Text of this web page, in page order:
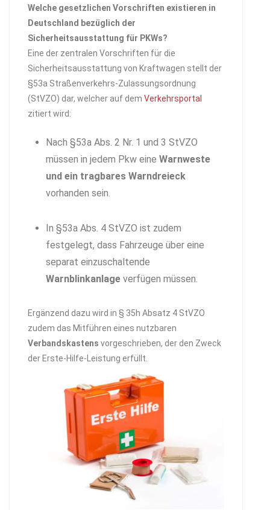
Welche gesetzlichen Vorschriften existieren in
Deutschland bezüglich der
Sicherheitsausstattung für PKWs?
Eine der zentralen Vorschriften für die
Sicherheitsausstattung von Kraftwagen stellt der
§53a Straßenverkehrs-Zulassungsordnung
(StVZO) dar, welcher auf dem Verkehrsportal
zitiert wird:
Nach §53a Abs. 2 Nr. 1 und 3 StVZO
müssen in jedem Pkw eine Warnweste
und ein tragbares Warndreieck
vorhanden sein.
In §53a Abs. 4 StVZO ist zudem
festgelegt, dass Fahrzeuge über eine
separat einzuschaltende
Warnblinkanlage verfügen müssen.
Ergänzend dazu wird in § 35h Absatz 4 StVZO
zudem das Mitführen eines nutzbaren
Verbandskastens vorgeschrieben, der den Zweck
der Erste-Hilfe-Leistung erfüllt.